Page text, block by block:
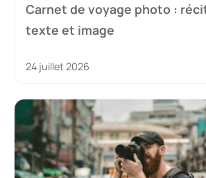
Carnet de voyage photo :
texte et image
24 juillet 2026